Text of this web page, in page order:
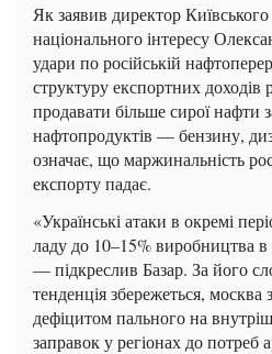
Як заявив директор Київського
національного інтересу
удари по російській
структуру експортних
продавати більше сирої нафти
нафтопродуктів — бензину,
означає, що маржинальність
експорту падає.
«Українські атаки в окремі
ладу до 10–15% виробництва
— підкреслив Базар. За його
тенденція збережеться, москва
дефіцитом пального на
заправок у регіонах до потреб